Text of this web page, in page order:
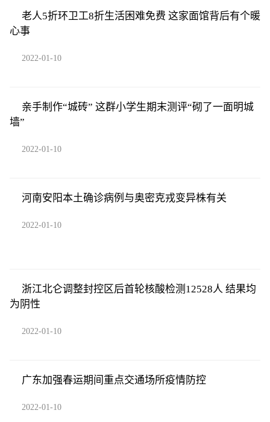
老人5折环卫工8折生活困难免费 这家面馆背后有个暖
心事
2022-01-10
亲手制作“城砖” 这群小学生期末测评“砌了一面明城
墙”
2022-01-10
河南安阳本土确诊病例与奥密克戎变异株有关
2022-01-10
浙江北仑调整封控区后首轮核酸检测12528人 结果均
为阴性
2022-01-10
广东加强春运期间重点交通场所疫情防控
2022-01-10